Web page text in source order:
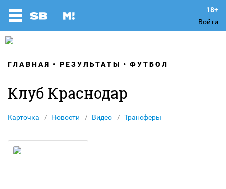
Войти
ГЛАВНАЯ РЕЗУЛЬТАТЫ ФУТБОЛ
Клуб Краснодар
Карточка Новости Видео Трансферы